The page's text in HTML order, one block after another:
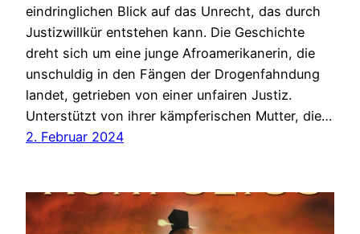
eindringlichen Blick auf das Unrecht, das durch
Justizwillkür entstehen kann. Die Geschichte
dreht sich um eine junge Afroamerikanerin, die
unschuldig in den Fängen der Drogenfahndung
landet, getrieben von einer unfairen Justiz.
Unterstützt von ihrer kämpferischen Mutter, die…
2. Februar 2024